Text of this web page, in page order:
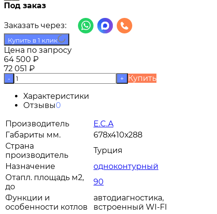
Под заказ
Заказать через:
Купить в 1 клик
Цена по запросу
64 500 ₽
72 051 ₽
- +
Купить
Характеристики
Отзывы0
Производитель
E.C.A
Габариты мм.
678х410х288
Страна
производитель
Турция
Назначение
одноконтурный
Отапл. площадь м2,
до
90
Функции и
особенности котлов
автодиагностика,
встроенный WI-FI